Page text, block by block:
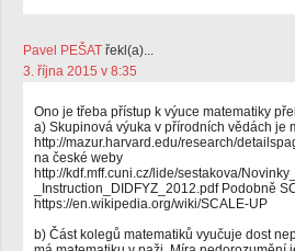
Pavel PEŠAT řekl(a)...
3. října 2015 v 8:35
Ono je třeba přístup k výuce matematiky
a) Skupinová výuka v přírodních vědách je
http://mazur.harvard.edu/research/
na české weby
http://kdf.mff.cuni.cz/lide/sestakova/
_Instruction_DIDFYZ_2012.pdf Podobně
https://en.wikipedia.org/wiki/SCALE-UP
b) Část kolegů matematiků vyučuje dost